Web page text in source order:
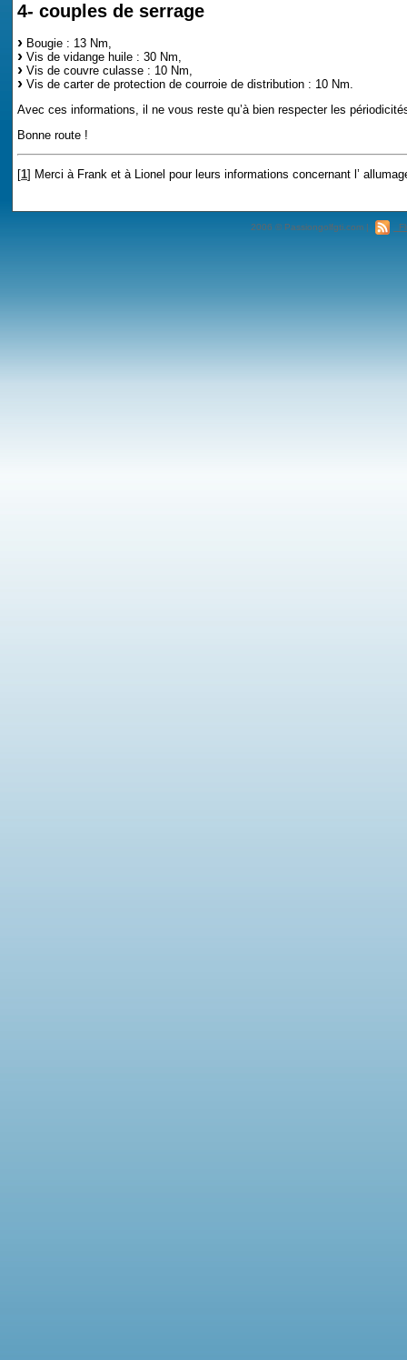
4- couples de serrage
Bougie : 13 Nm,
Vis de vidange huile : 30 Nm,
Vis de couvre culasse : 10 Nm,
Vis de carter de protection de courroie de distribution : 10 Nm.
Avec ces informations, il ne vous reste qu’à bien respecter les
Bonne route !
[1] Merci à Frank et à Lionel pour leurs informations concernant l’
2006 © Passiongolfgti.com |